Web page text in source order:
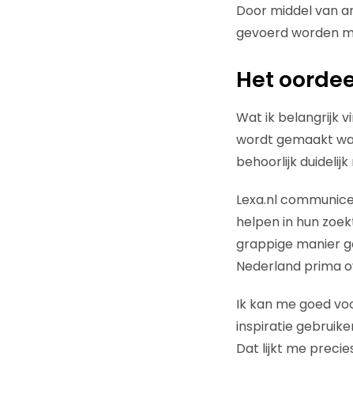
Door middel van
gevoerd worden
Het
Wat ik belangrijk
wordt gemaakt
behoorlijk
Lexa.nl
helpen in hun
grappige manier
Nederland prima
Ik kan me goed
inspiratie
Dat lijkt me